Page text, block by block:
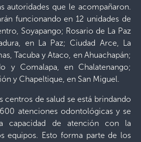
autoridades que le acompañaron.
funcionando en 12 unidades de
Soyapango; Rosario de La Paz
en La Paz; Ciudad Arce, La
Tacuba y Ataco, en Ahuachapán;
y Comalapa, en Chalatenango;
y Chapeltique, en San Miguel.
centros de salud se está brindando
atenciones odontológicas y se
capacidad de atención con la
equipos. Esto forma parte de los